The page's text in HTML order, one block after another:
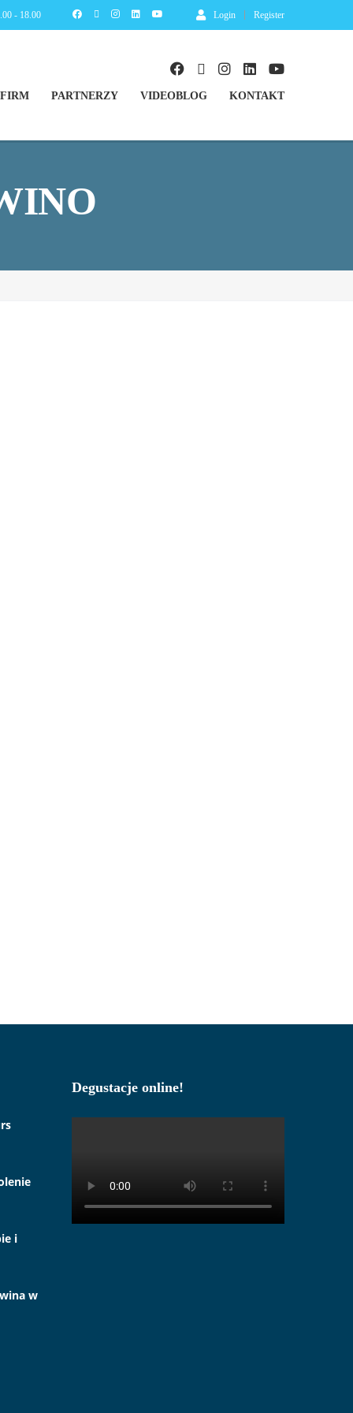
Login Register
- 18.00
PARTNERZY VIDEOBLOG KONTAKT
i
w
Degustacje online!